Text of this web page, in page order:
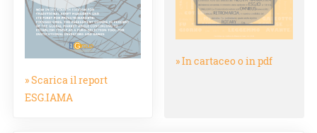
» Scarica il report
ESG.IAMA
» In cartaceo o in pdf